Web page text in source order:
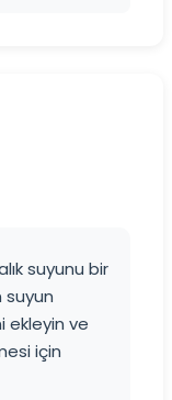
suyunu bir
suyun
ekleyin ve
için